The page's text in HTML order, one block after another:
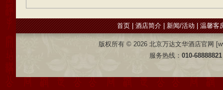
首页|酒店简介|新闻/活动|温馨客
版权所有 © 2026 北京万达文华酒店官网
服务热线： 010-68888821